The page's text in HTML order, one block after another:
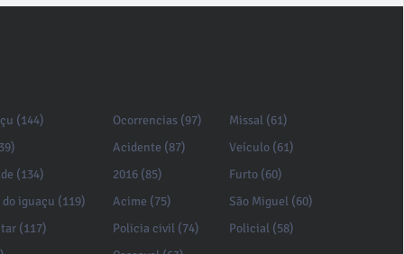
(144)
(134)
iguaçu (119)
(117)
Ocorrencias (97)
Acidente (87)
2016 (85)
Acime (75)
Policia civil (74)
Missal (61)
Veículo (61)
Furto (60)
São Miguel (60)
Policial (58)